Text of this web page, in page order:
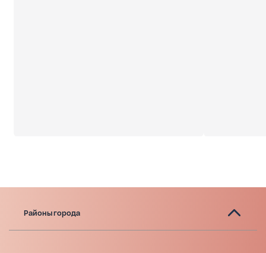
Районы города